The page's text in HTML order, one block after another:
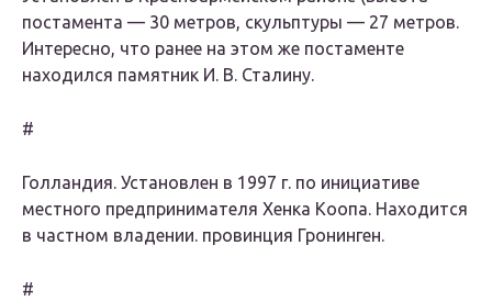
постамента — 30 метров, скульптуры — 27 метров.
Интересно, что ранее на этом же постаменте
находился памятник И. В. Сталину.
#
Голландия. Установлен в 1997 г. по инициативе
местного предпринимателя Хенка Коопа. Находится
в частном владении. провинция Гронинген.
#